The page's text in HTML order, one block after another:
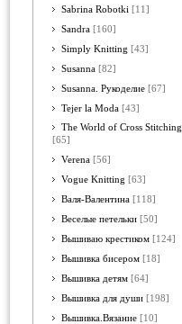
Sabrina Robotki [11]
Sandra [160]
Simply Knitting [43]
Susanna [82]
Susanna. Рукоделие [67]
Tejer la Moda [43]
The World of Cross Stitching
[65]
Verena [56]
Vogue Knitting [63]
Валя-Валентина [118]
Веселые петельки [50]
Вышиваю крестиком [124]
Вышивка бисером [18]
Вышивка детям [64]
Вышивка для души [198]
Вышивка.Вязание [10]